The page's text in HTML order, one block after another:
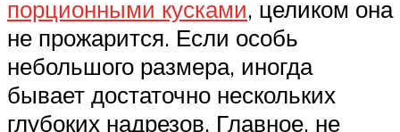
порционными кусками, целиком она
не прожарится. Если особь
небольшого размера, иногда
бывает достаточно нескольких
глубоких надрезов. Главное, не